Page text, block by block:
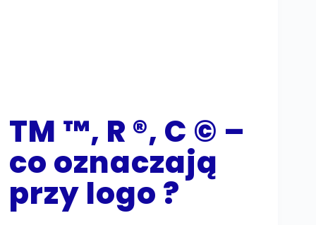
TM ™, R ®, C © –
co oznaczają
przy logo ?